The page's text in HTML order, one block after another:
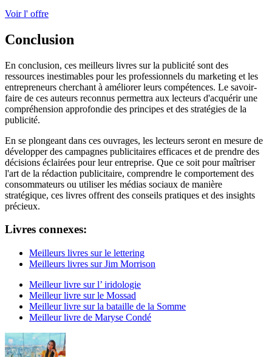
Voir l' offre
Conclusion
En conclusion, ces meilleurs livres sur la publicité sont des
ressources inestimables pour les professionnels du marketing et les
entrepreneurs cherchant à améliorer leurs compétences. Le savoir-
faire de ces auteurs reconnus permettra aux lecteurs d'acquérir une
compréhension approfondie des principes et des stratégies de la
publicité.
En se plongeant dans ces ouvrages, les lecteurs seront en mesure de
développer des campagnes publicitaires efficaces et de prendre des
décisions éclairées pour leur entreprise. Que ce soit pour maîtriser
l'art de la rédaction publicitaire, comprendre le comportement des
consommateurs ou utiliser les médias sociaux de manière
stratégique, ces livres offrent des conseils pratiques et des insights
précieux.
Livres connexes:
Meilleurs livres sur le lettering
Meilleurs livres sur Jim Morrison
Meilleur livre sur l’ iridologie
Meilleur livre sur le Mossad
Meilleur livre sur la bataille de la Somme
Meilleur livre de Maryse Condé